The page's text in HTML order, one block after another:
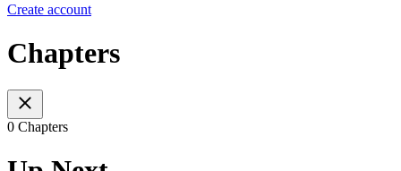
Create account
Chapters
0 Chapters